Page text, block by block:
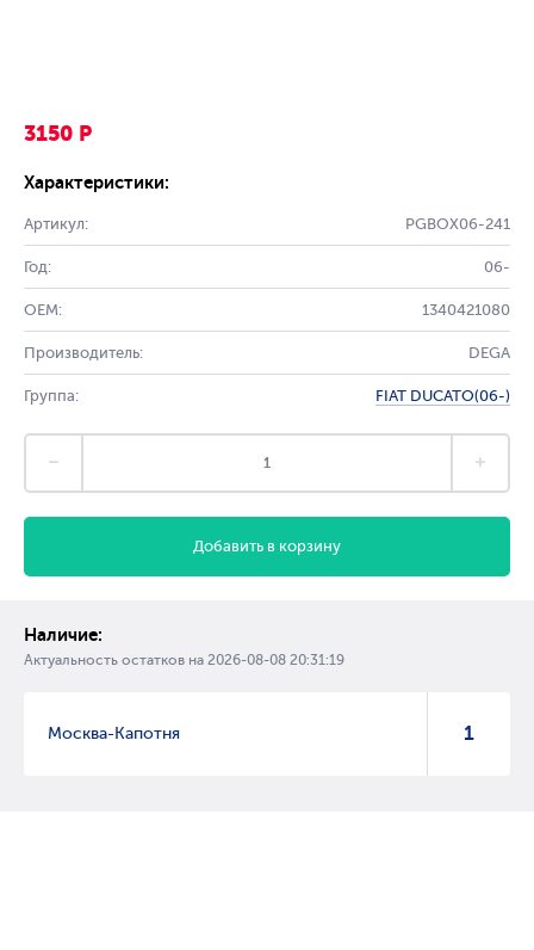
3150 Р
Характеристики:
Артикул: PGBOX06-241
Год: 06-
OEM: 1340421080
Производитель: DEGA
Группа: FIAT DUCATO(06-)
Добавить в корзину
Наличие:
Актуальность остатков на 2026-08-08 20:31:19
Москва-Капотня 1